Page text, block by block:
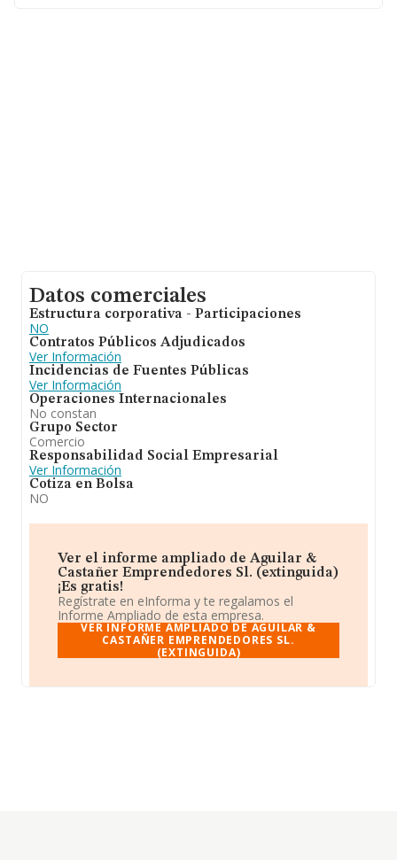
Datos comerciales
Estructura corporativa - Participaciones
NO
Contratos Públicos Adjudicados
Ver Información
Incidencias de Fuentes Públicas
Ver Información
Operaciones Internacionales
No constan
Grupo Sector
Comercio
Responsabilidad Social Empresarial
Ver Información
Cotiza en Bolsa
NO
Ver el informe ampliado de Aguilar &
Castañer Emprendedores Sl. (extinguida)
¡Es gratis!
Regístrate en eInforma y te regalamos el
Informe Ampliado de esta empresa.
VER INFORME AMPLIADO DE AGUILAR &
CASTAÑER EMPRENDEDORES SL.
(EXTINGUIDA)